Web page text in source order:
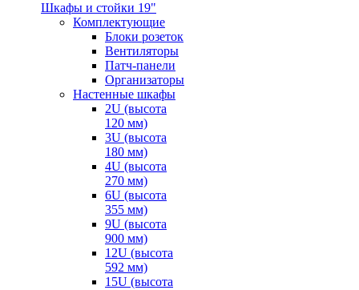
Шкафы и стойки 19"
Комплектующие
Блоки розеток
Вентиляторы
Патч-панели
Организаторы
Настенные шкафы
2U (высота
120 мм)
3U (высота
180 мм)
4U (высота
270 мм)
6U (высота
355 мм)
9U (высота
900 мм)
12U (высота
592 мм)
15U (высота